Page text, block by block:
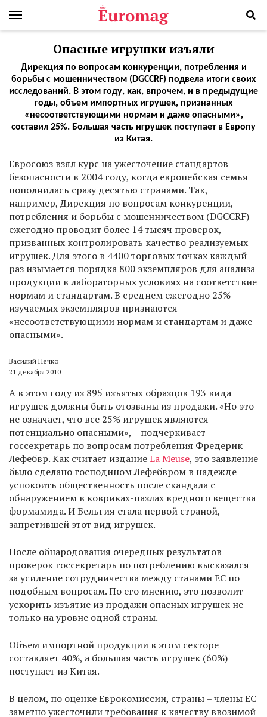
Опасные игрушки изъяли
Дирекция по вопросам конкуренции, потребления и
борьбы с мошенничеством (DGCCRF) подвела итоги своих
исследований. В этом году, как, впрочем, и в предыдущие
годы, объем импортных игрушек, признанных
«несоответствующими нормам и даже опасными»,
составил 25%. Большая часть игрушек поступает в Европу
из Китая.
Евросоюз взял курс на ужесточение стандартов
безопасности в 2004 году, когда европейская семья
пополнилась сразу десятью странами. Так,
например, Дирекция по вопросам конкуренции,
потребления и борьбы с мошенничеством (DGCCRF)
ежегодно проводит более 14 тысяч проверок,
призванных контролировать качество реализуемых
игрушек. Для этого в 4400 торговых точках каждый
раз изымается порядка 800 экземпляров для анализа
продукции в лабораторных условиях на соответствие
нормам и стандартам. В среднем ежегодно 25%
изучаемых экземпляров признаются
«несоответствующими нормам и стандартам и даже
опасными».
Василий Печко
21 декабря 2010
А в этом году из 895 изъятых образцов 193 вида
игрушек должны быть отозваны из продажи. «Но это
не означает, что все 25% игрушек являются
потенциально опасными», – подчеркивает
госсекретарь по вопросам потребления Фредерик
Лефебвр. Как считает изданиеLa Meuse, это заявление
было сделано господином Лефебвром в надежде
успокоить общественность после скандала с
обнаружением в ковриках-пазлах вредного вещества
формамида. И Бельгия стала первой страной,
запретившей этот вид игрушек.
После обнародования очередных результатов
проверок госсекретарь по потреблению высказался
за усиление сотрудничества между станами ЕС по
подобным вопросам. По его мнению, это позволит
ускорить изъятие из продажи опасных игрушек не
только на уровне одной страны.
Объем импортной продукции в этом секторе
составляет 40%, а большая часть игрушек (60%)
поступает из Китая.
В целом, по оценке Еврокомиссии, страны – члены ЕС
заметно ужесточили требования к качеству ввозимой